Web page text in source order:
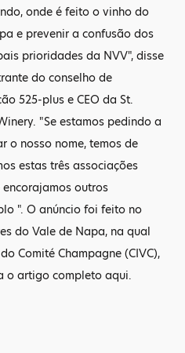
onde é feito o vinho do
e prevenir a confusão dos
prioridades da NVV", disse
do conselho de
525-plus e CEO da St.
"Se estamos pedindo a
o nosso nome, temos de
estas três associações
outros
". O anúncio foi feito no
do Vale de Napa, na qual
Comité Champagne (CIVC),
o artigo completo aqui.